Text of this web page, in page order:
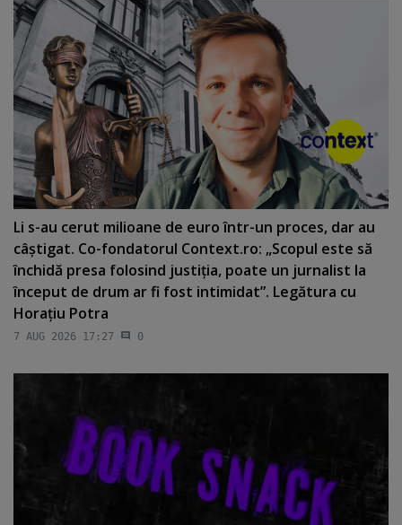
Li s-au cerut milioane de euro într-un proces, dar au
câştigat. Co-fondatorul Context.ro: „Scopul este să
închidă presa folosind justiţia, poate un jurnalist la
început de drum ar fi fost intimidat”. Legătura cu
Horaţiu Potra
7 AUG 2026 17:27 0